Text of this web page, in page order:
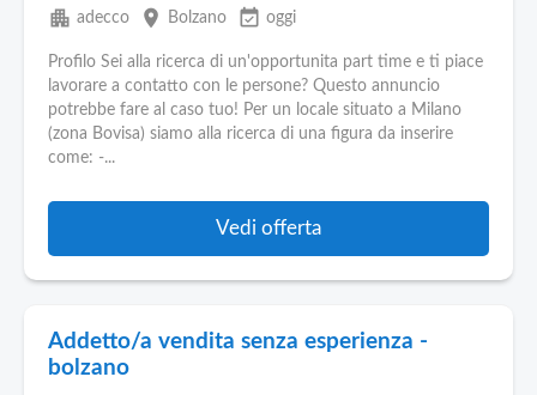
apartment adecco place Bolzano event_available oggi
Profilo Sei alla ricerca di un'opportunita part time e ti piace
lavorare a contatto con le persone? Questo annuncio
potrebbe fare al caso tuo! Per un locale situato a Milano
(zona Bovisa) siamo alla ricerca di una figura da inserire
come: -...
Vedi offerta
Addetto/a vendita senza esperienza -
bolzano